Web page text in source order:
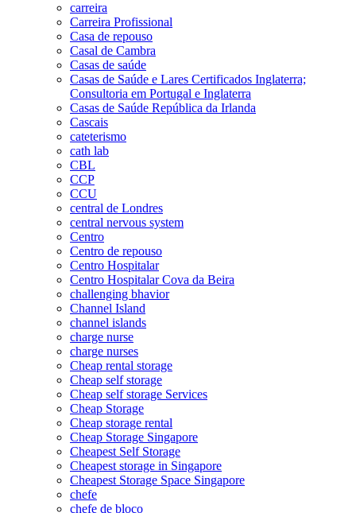
carreira
Carreira Profissional
Casa de repouso
Casal de Cambra
Casas de saúde
Casas de Saúde e Lares Certificados Inglaterra;
Consultoria em Portugal e Inglaterra
Casas de Saúde República da Irlanda
Cascais
cateterismo
cath lab
CBL
CCP
CCU
central de Londres
central nervous system
Centro
Centro de repouso
Centro Hospitalar
Centro Hospitalar Cova da Beira
challenging bhavior
Channel Island
channel islands
charge nurse
charge nurses
Cheap rental storage
Cheap self storage
Cheap self storage Services
Cheap Storage
Cheap storage rental
Cheap Storage Singapore
Cheapest Self Storage
Cheapest storage in Singapore
Cheapest Storage Space Singapore
chefe
chefe de bloco